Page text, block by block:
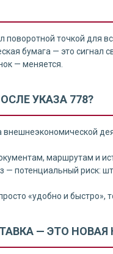
точкой для
бумага — это сигнал
— меняется.
УКАЗА 778?
внешнеэкономической
маршрутам и
потенциальный риск:
«удобно и быстро»,
— ЭТО НОВАЯ